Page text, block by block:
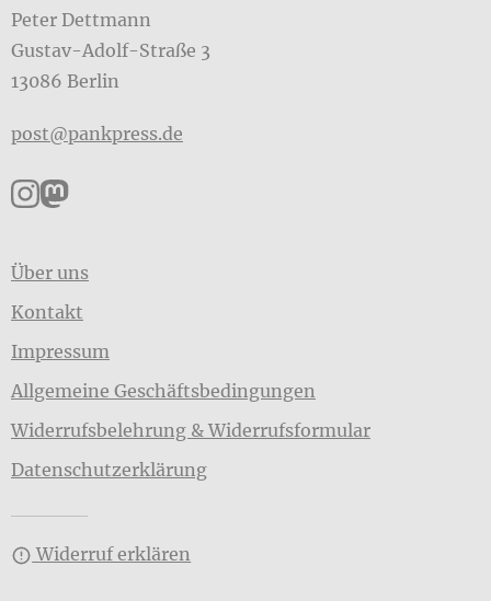
Peter Dettmann
Gustav-Adolf-Straße 3
13086 Berlin
post@pankpress.de
Pankpress auf Instagram
Pankpress auf Mastodon
Über uns
Kontakt
Impressum
Allgemeine Geschäftsbedingungen
Widerrufsbelehrung & Widerrufsformular
Datenschutzerklärung
Widerruf erklären